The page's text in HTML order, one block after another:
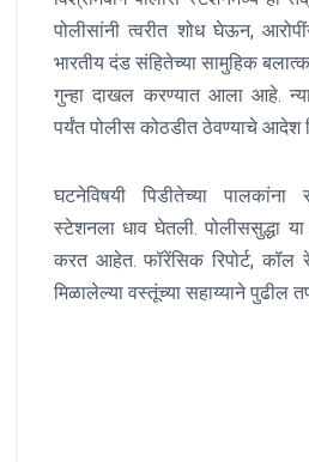
पोलीसांनी त्वरीत शोध घेऊन,
भारतीय दंड संहितेच्या सामुहिक
गुन्हा दाखल करण्यात आला आहे.
पर्यंत पोलीस कोठडीत ठेवण्याचे
घटनेविषयी पिडीतेच्या
स्टेशनला धाव घेतली. पोलीससुद्धा
करत आहेत. फॉरेंसिक रिपोर्ट, कॉल
मिळालेल्या वस्तूंच्या सहाय्याने